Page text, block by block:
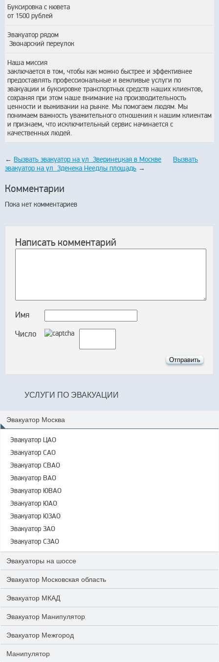
Буксировка с кювета
от 1500 рублей
Эвакуатор рядом
Звонарский переулок
Наша миссия
заключается в том, чтобы как можно быстрее и эффективнее
предоставлять профессиональные и вежливые услуги по
эвакуации и буксировке транспортных средств наших клиентов,
сохраняя при этом наше внимание на производительность
ценности и выживании на рынке. Мы помогаем людям. Мы
понимаем важность уважительного отношения к нашим клиентам
и признаем, что исключительный сервис начинается с
качественных людей.
← Вызвать эвакуатор на ул Зверинецкая в Москве
Вызвать
эвакуатор на ул Зденека Неедлы площадь →
Комментарии
Пока нет комментариев
Написать комментарий
Имя
Число
УСЛУГИ ПО ЭВАКУАЦИИ
Эвакуатор Москва
Эвакуатор ЦАО
Эвакуатор САО
Эвакуатор СВАО
Эвакуатор ВАО
Эвакуатор ЮВАО
Эвакуатор ЮАО
Эвакуатор ЮЗАО
Эвакуатор ЗАО
Эвакуатор СЗАО
Эвакуаторы на шоссе
Эвакуатор Московская область
Эвакуатор МКАД
Эвакуатор Манипулятор
Эвакуатор Межгород
Манипулятор